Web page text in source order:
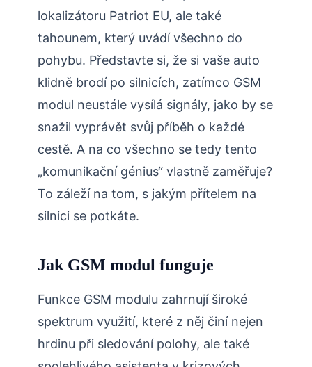
lokalizátoru Patriot EU, ale také
tahounem, který uvádí všechno do
pohybu. Představte si, že si vaše auto
klidně brodí po silnicích, zatímco GSM
modul neustále vysílá signály, jako by se
snažil vyprávět svůj příběh o každé
cestě. A na co všechno se tedy tento
„komunikační génius“ vlastně zaměřuje?
To záleží na tom, s jakým přítelem na
silnici se potkáte.
Jak GSM modul funguje
Funkce GSM modulu zahrnují široké
spektrum využití, které z něj činí nejen
hrdinu při sledování polohy, ale také